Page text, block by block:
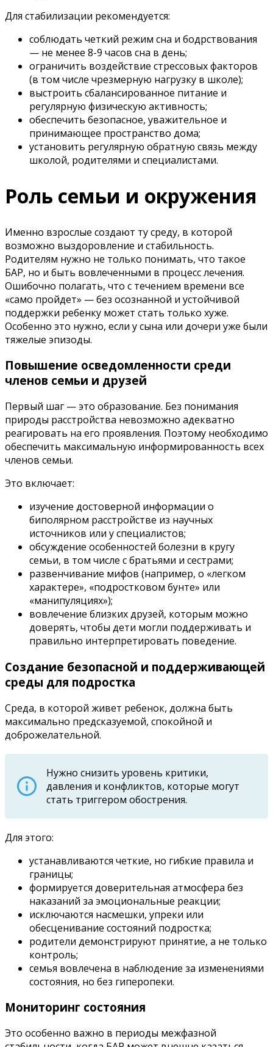
Для стабилизации рекомендуется:
соблюдать четкий режим сна и бодрствования
— не менее 8-9 часов сна в день;
ограничить воздействие стрессовых факторов
(в том числе чрезмерную нагрузку в школе);
выстроить сбалансированное питание и
регулярную физическую активность;
обеспечить безопасное, уважительное и
принимающее пространство дома;
установить регулярную обратную связь между
школой, родителями и специалистами.
Роль семьи и окружения
Именно взрослые создают ту среду, в которой
возможно выздоровление и стабильность.
Родителям нужно не только понимать, что такое
БАР, но и быть вовлеченными в процесс лечения.
Ошибочно полагать, что с течением времени все
«само пройдет» — без осознанной и устойчивой
поддержки ребенку может стать только хуже.
Особенно это нужно, если у сына или дочери уже были
тяжелые эпизоды.
Повышение осведомленности среди
членов семьи и друзей
Первый шаг — это образование. Без понимания
природы расстройства невозможно адекватно
реагировать на его проявления. Поэтому необходимо
обеспечить максимальную информированность всех
членов семьи.
Это включает:
изучение достоверной информации о
биполярном расстройстве из научных
источников или у специалистов;
обсуждение особенностей болезни в кругу
семьи, в том числе с братьями и сестрами;
развенчивание мифов (например, о «легком
характере», «подростковом бунте» или
«манипуляциях»);
вовлечение близких друзей, которым можно
доверять, чтобы дети могли поддерживать и
правильно интерпретировать поведение.
Создание безопасной и поддерживающей
среды для подростка
Среда, в которой живет ребенок, должна быть
максимально предсказуемой, спокойной и
доброжелательной.
Нужно снизить уровень критики,
давления и конфликтов, которые могут
стать триггером обострения.
Для этого:
устанавливаются четкие, но гибкие правила и
границы;
формируется доверительная атмосфера без
наказаний за эмоциональные реакции;
исключаются насмешки, упреки или
обесценивание состояний подростка;
родители демонстрируют принятие, а не только
контроль;
семья вовлечена в наблюдение за изменениями
состояния, но без гиперопеки.
Мониторинг состояния
Это особенно важно в периоды межфазной